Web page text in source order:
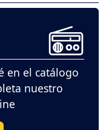
en el catálogo
nuestro